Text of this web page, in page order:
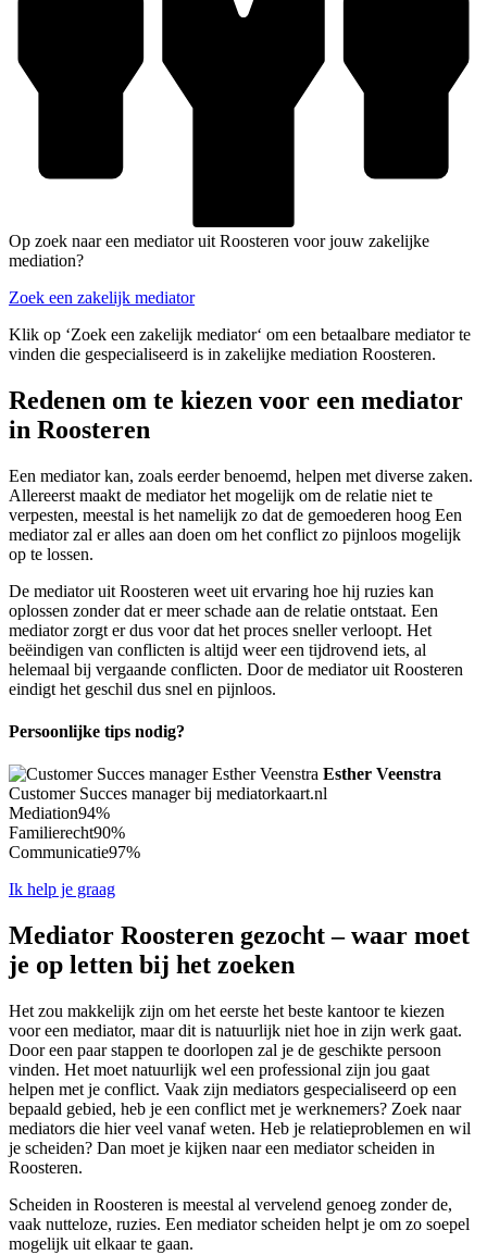
Op zoek naar een mediator uit Roosteren voor jouw zakelijke
mediation?
Zoek een zakelijk mediator
Klik op ‘Zoek een zakelijk mediator‘ om een betaalbare mediator te
vinden die gespecialiseerd is in zakelijke mediation Roosteren.
Redenen om te kiezen voor een mediator
in Roosteren
Een mediator kan, zoals eerder benoemd, helpen met diverse zaken.
Allereerst maakt de mediator het mogelijk om de relatie niet te
verpesten, meestal is het namelijk zo dat de gemoederen hoog Een
mediator zal er alles aan doen om het conflict zo pijnloos mogelijk
op te lossen.
De mediator uit Roosteren weet uit ervaring hoe hij ruzies kan
oplossen zonder dat er meer schade aan de relatie ontstaat. Een
mediator zorgt er dus voor dat het proces sneller verloopt. Het
beëindigen van conflicten is altijd weer een tijdrovend iets, al
helemaal bij vergaande conflicten. Door de mediator uit Roosteren
eindigt het geschil dus snel en pijnloos.
Persoonlijke tips nodig?
Esther Veenstra
Customer Succes manager bij mediatorkaart.nl
Mediation94%
Familierecht90%
Communicatie97%
Ik help je graag
Mediator Roosteren gezocht – waar moet
je op letten bij het zoeken
Het zou makkelijk zijn om het eerste het beste kantoor te kiezen
voor een mediator, maar dit is natuurlijk niet hoe in zijn werk gaat.
Door een paar stappen te doorlopen zal je de geschikte persoon
vinden. Het moet natuurlijk wel een professional zijn jou gaat
helpen met je conflict. Vaak zijn mediators gespecialiseerd op een
bepaald gebied, heb je een conflict met je werknemers? Zoek naar
mediators die hier veel vanaf weten. Heb je relatieproblemen en wil
je scheiden? Dan moet je kijken naar een mediator scheiden in
Roosteren.
Scheiden in Roosteren is meestal al vervelend genoeg zonder de,
vaak nutteloze, ruzies. Een mediator scheiden helpt je om zo soepel
mogelijk uit elkaar te gaan.